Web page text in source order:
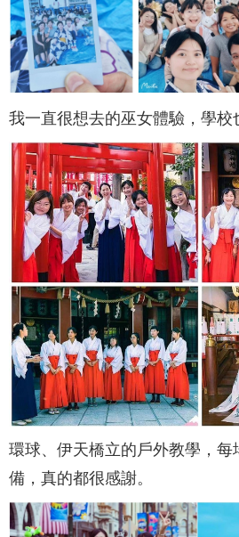
我一直很想去的巫女體驗，學校
環球、伊天橋立的戶外教學，
備，真的都很感謝。